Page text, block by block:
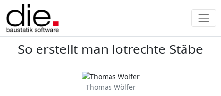
So erstellt man lotrechte Stäbe
Thomas Wölfer